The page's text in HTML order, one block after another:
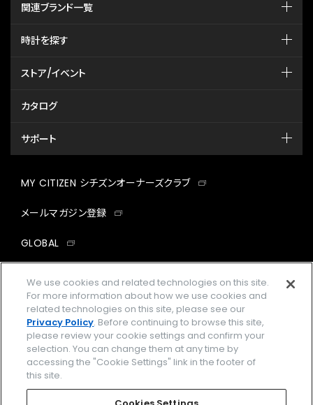
関連ブランド一覧
時計を探す
ストア/イベント
カタログ
サポート
MY CITIZEN シチズンオーナーズクラブ
メールマガジン登録
GLOBAL
facebookinstagramtwitter
企業情報 ご利用規約
プライバシーポリシー Cookies Settings
We use cookies and related technologies on this site.
For more information about how we use cookies and
related technologies on this site, please see our
Privacy Policy. Before continuing to browse this site,
please review your cookie settings and confirm your
selection. You can change them at any time by
accessing the "Cookie Settings" link in the footer of
this site.